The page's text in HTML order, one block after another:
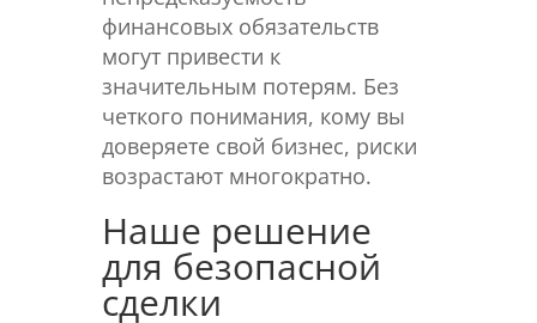
финансовых обязательств
могут привести к
значительным потерям. Без
четкого понимания, кому вы
доверяете свой бизнес, риски
возрастают многократно.
Наше решение
для безопасной
сделки